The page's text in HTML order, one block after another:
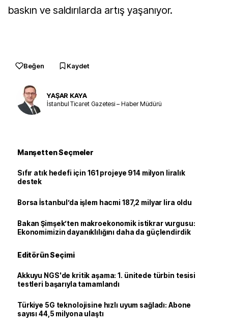
baskın ve saldırılarda artış yaşanıyor.
Beğen Kaydet
YAŞAR KAYA
İstanbul Ticaret Gazetesi – Haber Müdürü
Manşetten Seçmeler
Sıfır atık hedefi için 161 projeye 914 milyon liralık
destek
Borsa İstanbul’da işlem hacmi 187,2 milyar lira oldu
Bakan Şimşek’ten makroekonomik istikrar vurgusu:
Ekonomimizin dayanıklılığını daha da güçlendirdik
Editörün Seçimi
Akkuyu NGS'de kritik aşama: 1. ünitede türbin tesisi
testleri başarıyla tamamlandı
Türkiye 5G teknolojisine hızlı uyum sağladı: Abone
sayısı 44,5 milyona ulaştı